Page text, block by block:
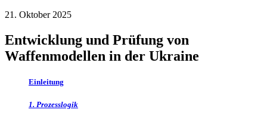
21. Oktober 2025
Entwicklung und Prüfung von
Waffenmodellen in der Ukraine
Einleitung
1. Prozesslogik